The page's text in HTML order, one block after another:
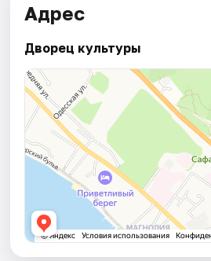
Адрес
Дворец культуры